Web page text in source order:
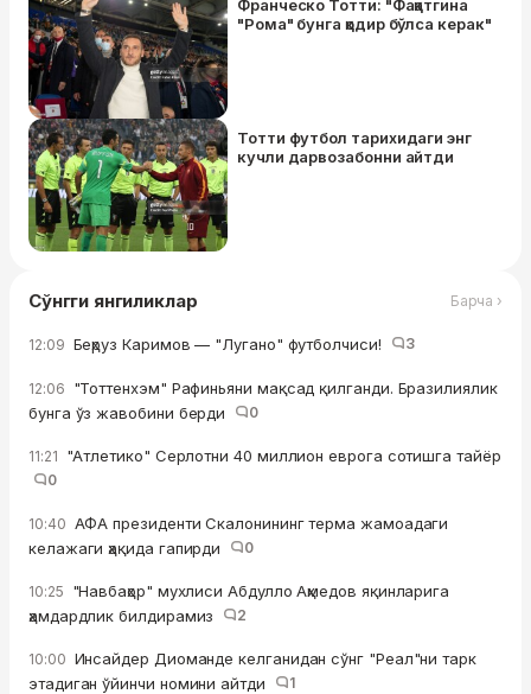
Франческо Тотти: "Фақатгина
"Рома" бунга қодир бўлса керак"
Тотти футбол тарихидаги энг
кучли дарвозабонни айтди
Сўнгги янгиликлар Барча ›
12:09 Беҳруз Каримов — "Лугано" футболчиси! 3
12:06 "Тоттенхэм" Рафиньяни мақсад қилганди. Бразилиялик
бунга ўз жавобини берди
0
11:21 "Атлетико" Серлотни 40 миллион еврога сотишга тайёр
0
10:40 АФА президенти Скалонининг терма жамоадаги
келажаги ҳақида гапирди
0
10:25 "Навбаҳор" мухлиси Абдулло Аҳмедов яқинларига
ҳамдардлик билдирамиз
2
10:00 Инсайдер Диоманде келганидан сўнг "Реал"ни тарк
этадиган ўйинчи номини айтди
1